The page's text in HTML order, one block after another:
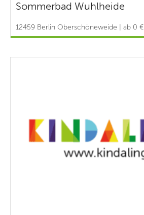
Sommerbad Wuhlheide
12459 Berlin Oberschöneweide | ab 0 €